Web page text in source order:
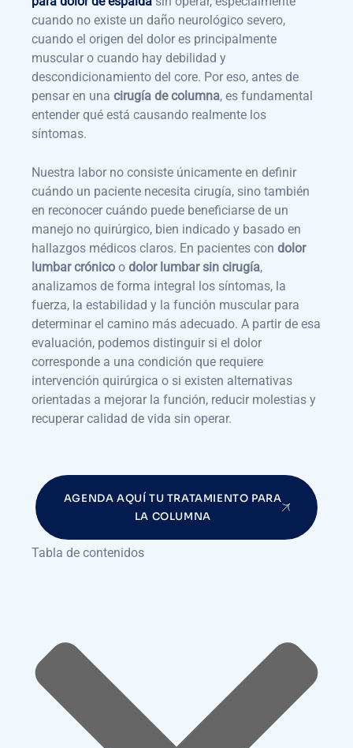
cuando no existe un daño neurológico severo,
cuando el origen del dolor es principalmente
muscular o cuando hay debilidad y
descondicionamiento del core. Por eso, antes de
pensar en una cirugía de columna, es fundamental
entender qué está causando realmente los
síntomas.
Nuestra labor no consiste únicamente en definir
cuándo un paciente necesita cirugía, sino también
en reconocer cuándo puede beneficiarse de un
manejo no quirúrgico, bien indicado y basado en
hallazgos médicos claros. En pacientes con dolor
lumbar crónico o dolor lumbar sin cirugía,
analizamos de forma integral los síntomas, la
fuerza, la estabilidad y la función muscular para
determinar el camino más adecuado. A partir de esa
evaluación, podemos distinguir si el dolor
corresponde a una condición que requiere
intervención quirúrgica o si existen alternativas
orientadas a mejorar la función, reducir molestias y
recuperar calidad de vida sin operar.
AGENDA AQUÍ TU TRATAMIENTO PARA
LA COLUMNA
Tabla de contenidos